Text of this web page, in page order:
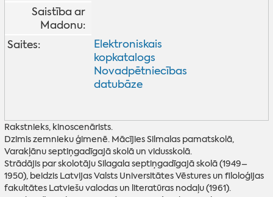
Saistība ar
Madonu:
Saites:
Elektroniskais
kopkatalogs
Novadpētniecības
datubāze
Rakstnieks, kinoscenārists.
Dzimis zemnieku ģimenē. Mācījies Silmalas pamatskolā,
Varakļānu septiņgadīgajā skolā un vidusskolā.
Strādājis par skolotāju Silagala septiņgadīgajā skolā (1949–
1950), beidzis Latvijas Valsts Universitātes Vēstures un filoloģijas
fakultātes Latviešu valodas un literatūras nodaļu (1961).